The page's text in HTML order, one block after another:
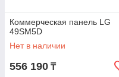
Коммерческая панель LG
49SM5D
Нет в наличии
556 190 ₸